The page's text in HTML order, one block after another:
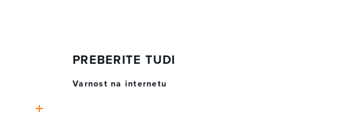
PREBERITE TUDI
Varnost na internetu